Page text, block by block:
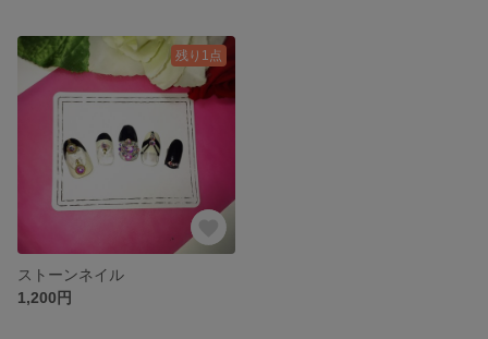
残り1点
ストーンネイル
1,200円